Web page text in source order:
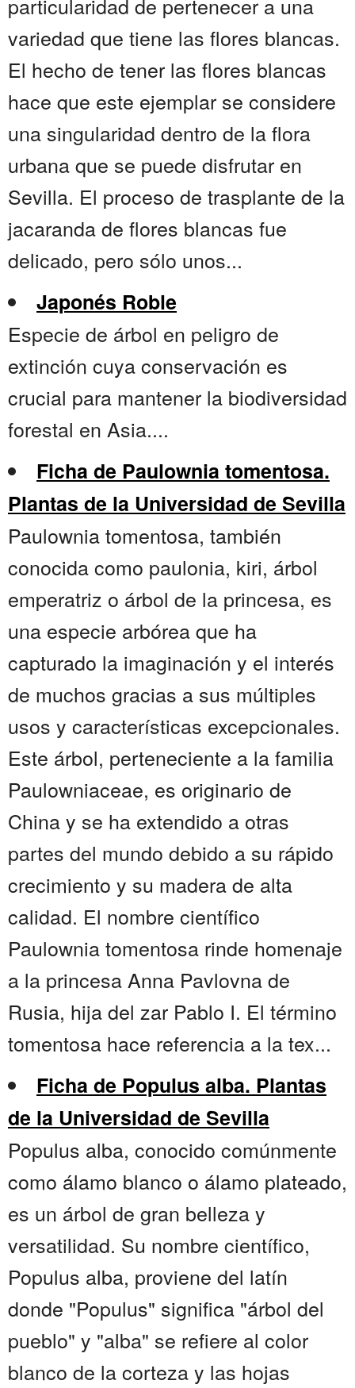
variedad que tiene las flores blancas.
El hecho de tener las flores blancas
hace que este ejemplar se considere
una singularidad dentro de la flora
urbana que se puede disfrutar en
Sevilla. El proceso de trasplante de la
jacaranda de flores blancas fue
delicado, pero sólo unos...
Japonés Roble
Especie de árbol en peligro de
extinción cuya conservación es
crucial para mantener la biodiversidad
forestal en Asia....
Ficha de Paulownia tomentosa.
Plantas de la Universidad de Sevilla
Paulownia tomentosa, también
conocida como paulonia, kiri, árbol
emperatriz o árbol de la princesa, es
una especie arbórea que ha
capturado la imaginación y el interés
de muchos gracias a sus múltiples
usos y características excepcionales.
Este árbol, perteneciente a la familia
Paulowniaceae, es originario de
China y se ha extendido a otras
partes del mundo debido a su rápido
crecimiento y su madera de alta
calidad. El nombre científico
Paulownia tomentosa rinde homenaje
a la princesa Anna Pavlovna de
Rusia, hija del zar Pablo I. El término
tomentosa hace referencia a la tex...
Ficha de Populus alba. Plantas
de la Universidad de Sevilla
Populus alba, conocido comúnmente
como álamo blanco o álamo plateado,
es un árbol de gran belleza y
versatilidad. Su nombre científico,
Populus alba, proviene del latín
donde "Populus" significa "árbol del
pueblo" y "alba" se refiere al color
blanco de la corteza y las hojas